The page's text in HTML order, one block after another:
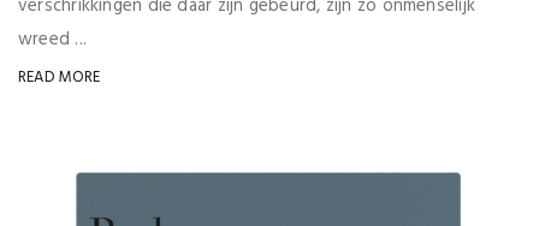
wreed ...
READ MORE